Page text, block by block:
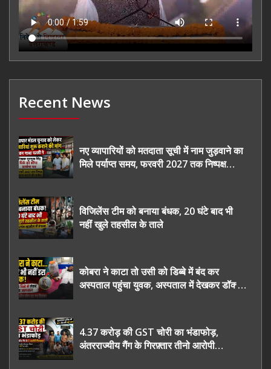
Recent News
नए व्यापारियों को मतदाता सूची में नाम जुड़वाने का
मिले पर्याप्त समय, फरवरी 2027 तक निष्पक्ष
विजिलेंस टीम को बनाया बंधक, 20 घंटे बाद भी
नहीं खुले तहसील के ताले
कोबरा ने काटा तो उसी को डिब्बे में बंद कर
अस्पताल पहुंचा युवक, अस्पताल में देखकर डॉक्टर
4.37 करोड़ की GST चोरी का भंडाफोड़,
अंतरराज्यीय गैंग के गिरफ़्तार तीनो आरोपी